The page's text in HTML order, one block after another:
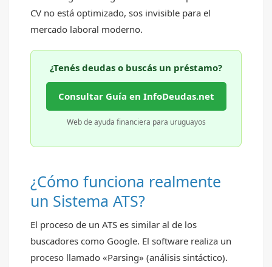
CV no está optimizado, sos invisible para el
mercado laboral moderno.
¿Tenés deudas o buscás un préstamo?
Consultar Guía en InfoDeudas.net
Web de ayuda financiera para uruguayos
¿Cómo funciona realmente
un Sistema ATS?
El proceso de un ATS es similar al de los
buscadores como Google. El software realiza un
proceso llamado «Parsing» (análisis sintáctico).